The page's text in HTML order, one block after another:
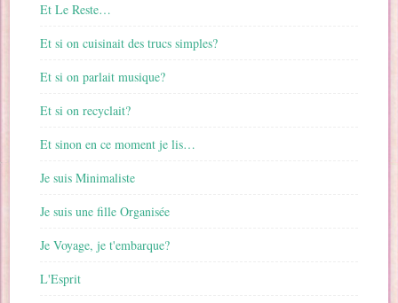
Et Le Reste…
Et si on cuisinait des trucs simples?
Et si on parlait musique?
Et si on recyclait?
Et sinon en ce moment je lis…
Je suis Minimaliste
Je suis une fille Organisée
Je Voyage, je t'embarque?
L'Esprit